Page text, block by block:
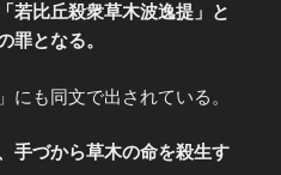
若比丘殺衆草木波逸提」と
罪となる。
にも同文で出されている。
手づから草木の命を殺生す